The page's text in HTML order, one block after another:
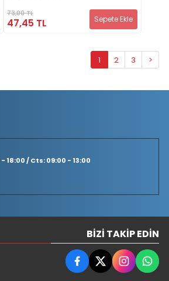
73,00 TL
47,45 TL Sepete Ekle
1 2 3 >
/ Cts: 09:00 - 13:00
BIZI TAKIP EDIN